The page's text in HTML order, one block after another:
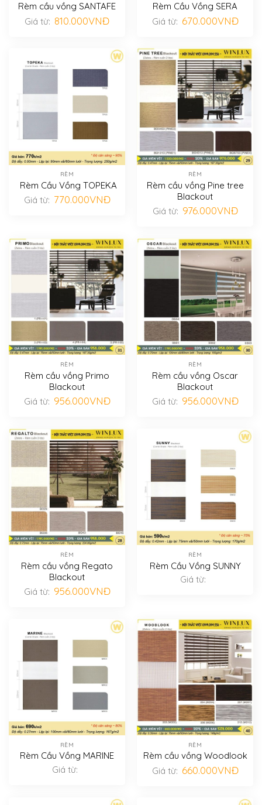
Rèm cầu vồng SANTAFE
Giá từ: 810.000VNĐ
Rèm Cầu Vồng SERA
Giá từ: 670.000VNĐ
RÈM
Rèm Cầu Vồng TOPEKA
Giá từ: 770.000VNĐ
RÈM
Rèm cầu vồng Pine tree
Blackout
Giá từ: 976.000VNĐ
RÈM
Rèm cầu vồng Primo
Blackout
Giá từ: 956.000VNĐ
RÈM
Rèm cầu vồng Oscar
Blackout
Giá từ: 956.000VNĐ
RÈM
Rèm cầu vồng Regato
Blackout
Giá từ: 956.000VNĐ
RÈM
Rèm Cầu Vồng SUNNY
Giá từ:
RÈM
Rèm Cầu Vồng MARINE
Giá từ:
RÈM
Rèm cầu vồng Woodlook
Giá từ: 660.000VNĐ